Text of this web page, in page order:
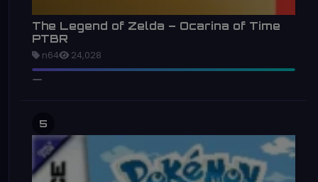
The Legend of Zelda – Ocarina of Time
PTBR
n64 24,028
5